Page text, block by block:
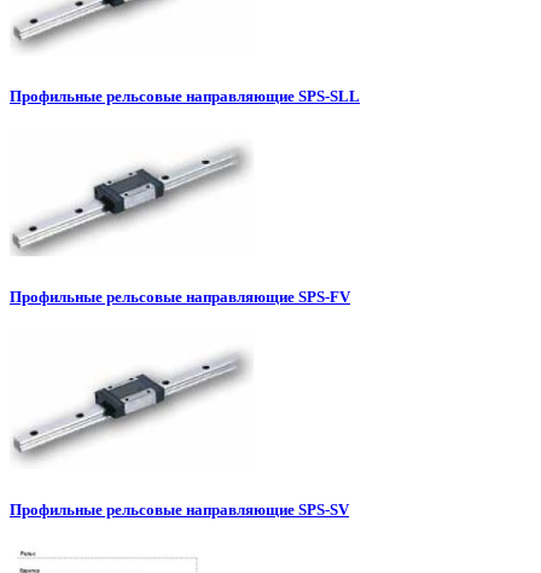
Профильные рельсовые направляющие SPS-SLL
Профильные рельсовые направляющие SPS-FV
Профильные рельсовые направляющие SPS-SV